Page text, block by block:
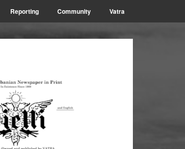
Reporting Community Vatra